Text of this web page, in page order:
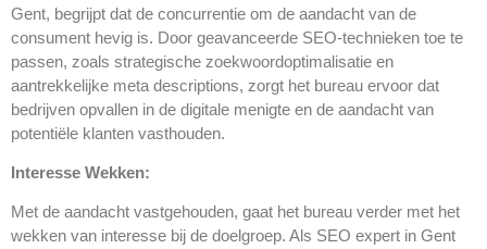
Gent, begrijpt dat de concurrentie om de aandacht van de
consument hevig is. Door geavanceerde SEO-technieken toe te
passen, zoals strategische zoekwoordoptimalisatie en
aantrekkelijke meta descriptions, zorgt het bureau ervoor dat
bedrijven opvallen in de digitale menigte en de aandacht van
potentiële klanten vasthouden.
Interesse Wekken:
Met de aandacht vastgehouden, gaat het bureau verder met het
wekken van interesse bij de doelgroep. Als SEO expert in Gent